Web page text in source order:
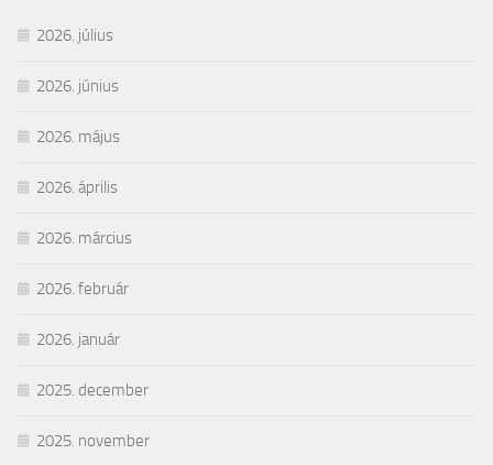
2026. július
2026. június
2026. május
2026. április
2026. március
2026. február
2026. január
2025. december
2025. november